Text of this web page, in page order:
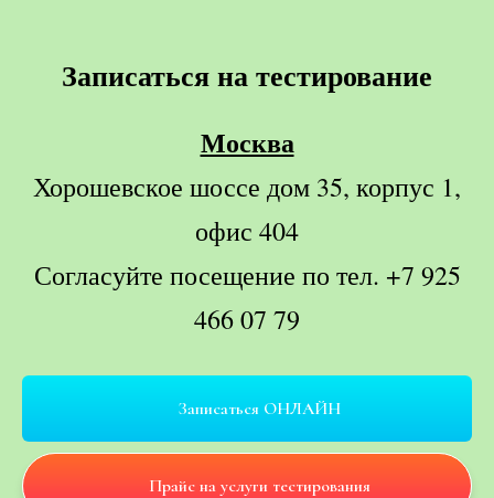
Записаться на тестирование
Москва
Хорошевское шоссе дом 35, корпус 1,
офис 404
Согласуйте посещение по тел. +7 925
466 07 79
Записаться ОНЛАЙН
Прайс на услуги тестирования